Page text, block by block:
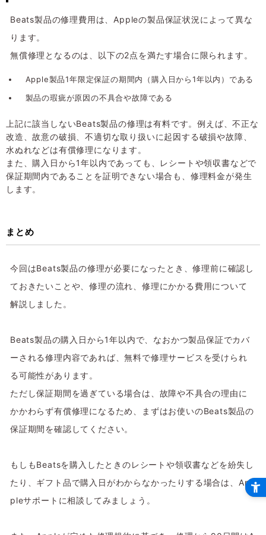
Beats製品の修理費用は、Appleの製品保証状況によって異な
ります。
無償修理となるのは、以下の2点を満たす場合に限られます。
Apple製品1年限定保証の期間内（購入日から1年以内）である
製品の瑕疵が原因の不具合や故障である
上記に該当しないBeats製品の修理は有料です。例えば、不正な
改造、故意の破損、不適切な取り扱いに起因する破損や故障、
水ぬれなどは有償修理になります。
また、購入日から1年以内であっても、レシートや領収書などで
保証期間内であることを証明できない場合も、修理料金が発生
します。
まとめ
今回はBeats製品の修理が必要になったとき、修理前に確認し
ておきたいことや、修理の流れ、修理にかかる費用について
解説しました。
Beats製品の購入日から1年以内で、なおかつ製品保証でカバ
ーされる修理内容であれば、無料で修理サービスを受けられ
る可能性があります。
ただし保証期間を過ぎている場合は、故障や不具合の理由に
かかわらず有償修理になるため、まずはお使いのBeats製品の
保証期間を確認してください。
もしもBeatsを購入したときのレシートや領収書などを紛失し
たり、ギフト品で購入日がわからなかったりする場合は、Ap
pleサポートに相談してみましょう。